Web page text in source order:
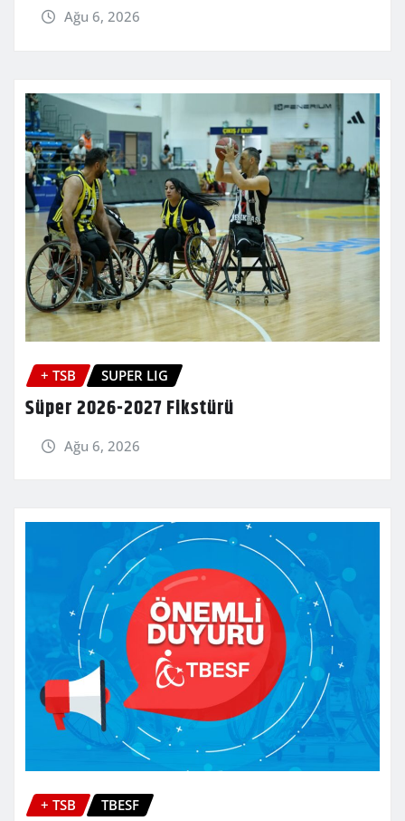
Ağu 6, 2026
+ TSB SUPER LIG
Süper 2026-2027 Fikstürü
Ağu 6, 2026
+ TSB TBESF